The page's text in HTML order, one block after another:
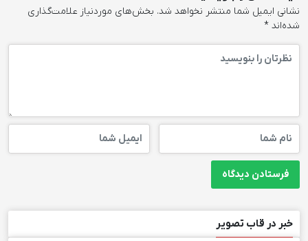
نشانی ایمیل شما منتشر نخواهد شد. بخش‌های موردنیاز علامت‌گذاری
شده‌اند *
خبر در قاب تصویر